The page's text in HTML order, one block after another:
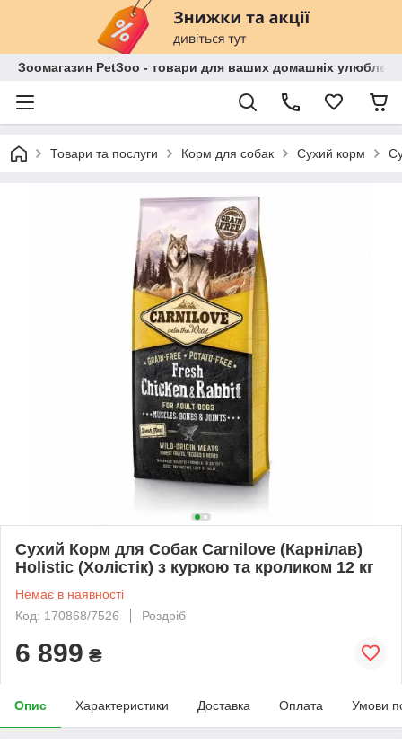
Зоомагазин PetЗoo - товари для ваших домашніх
Товари та послуги Корм для собак Сухий корм
Сухий Корм для Собак Carnilove (Карнілав)
Holistic (Холістік) з куркою та кроликом 12 кг
Немає в наявності
Код: 170868/7526
Роздріб
6 899 ₴
Опис Характеристики Доставка Оплата Умови